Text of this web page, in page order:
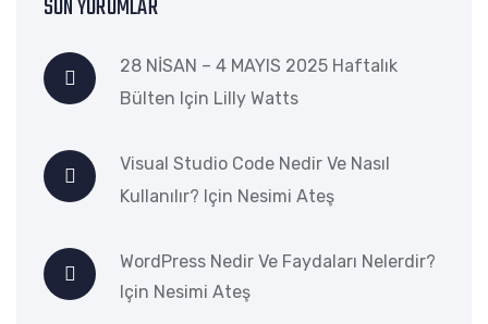
SON YORUMLAR
28 NİSAN – 4 MAYIS 2025 Haftalık
Bülten Için Lilly Watts
Visual Studio Code Nedir Ve Nasıl
Kullanılır? Için Nesimi Ateş
WordPress Nedir Ve Faydaları Nelerdir?
Için Nesimi Ateş